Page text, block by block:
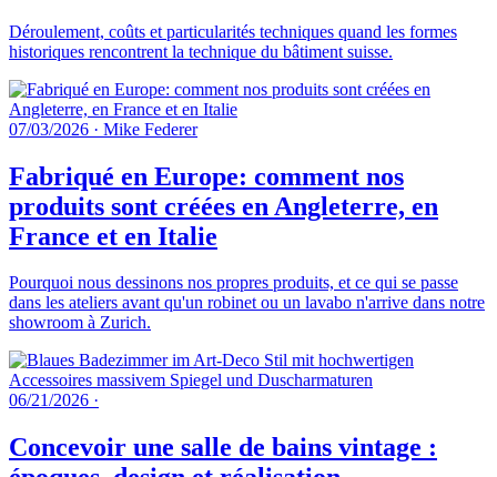
Déroulement, coûts et particularités techniques quand les formes
historiques rencontrent la technique du bâtiment suisse.
07/03/2026 · Mike Federer
Fabriqué en Europe: comment nos
produits sont créées en Angleterre, en
France et en Italie
Pourquoi nous dessinons nos propres produits, et ce qui se passe
dans les ateliers avant qu'un robinet ou un lavabo n'arrive dans notre
showroom à Zurich.
06/21/2026 ·
Concevoir une salle de bains vintage :